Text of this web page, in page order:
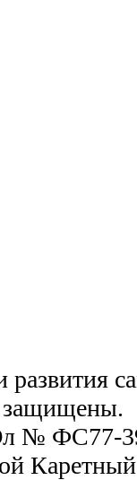
защищены.
№ ФС77-